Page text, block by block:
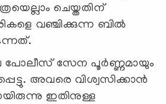
ചെയ്തതിന്
വഞ്ചിക്കുന്ന ബില്‍
സേന പൂര്‍ണ്ണമായും
അവരെ വിശ്വസിക്കാന്‍
ഇതിനുള്ള